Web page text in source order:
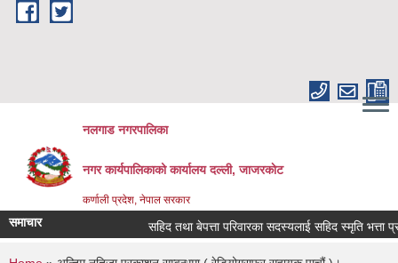
Skip to main content
नलगाड नगरपालिका
नगर कार्यपालिकाको कार्यालय दल्ली, जाजरकाेट
कर्णाली प्रदेश, नेपाल सरकार
समाचार सहिद तथा बेपत्ता परिवारका सदस्यलाई सहिद स्मृति भत्ता